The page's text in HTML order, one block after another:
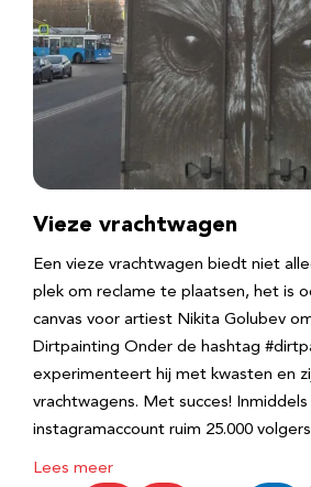
Vieze vrachtwagen
Een vieze vrachtwagen biedt niet
plek om reclame te plaatsen, het is
canvas voor artiest Nikita Golubev
Dirtpainting Onder de hashtag
experimenteert hij met kwasten en
vrachtwagens. Met succes!
instagramaccount ruim 25.000
Lees meer